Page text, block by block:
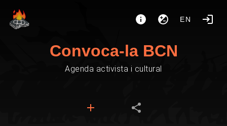
EN
Convoca-la BCN
Agenda activista i cultural